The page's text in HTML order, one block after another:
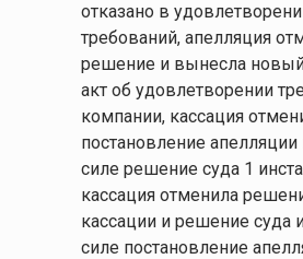
отказано в
требований, апелляция
решение и вынесла
акт об удовлетворении
компании, кассация
постановление апелляции
силе решение суда 1
кассация отменила
кассации и решение суда
силе постановление